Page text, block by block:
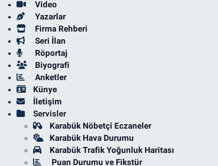
Video
Yazarlar
Firma Rehberi
Seri İlan
Röportaj
Biyografi
Anketler
Künye
İletişim
Servisler
Karabük Nöbetçi Eczaneler
Karabük Hava Durumu
Karabük Trafik Yoğunluk Haritası
Puan Durumu ve Fikstür